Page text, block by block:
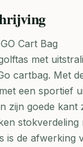
Cart Bag
met
cartbag. Met
een sportief
zijn goede kant
stokverdeling
is de afwerking